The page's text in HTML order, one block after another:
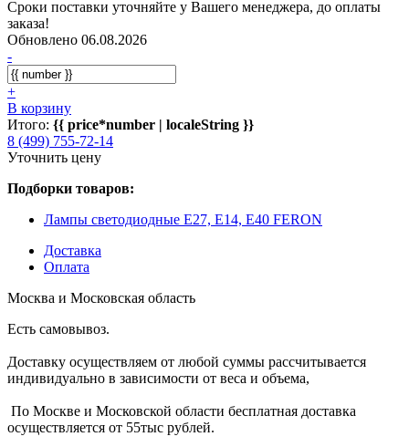
Сроки поставки уточняйте у Вашего менеджера, до оплаты
заказа!
Обновлено 06.08.2026
-
+
В корзину
Итого: {{ price*number | localeString }}
8 (499) 755-72-14
Уточнить цену
Подборки товаров:
Лампы светодиодные Е27, Е14, Е40 FERON
Доставка
Оплата
Москва и Московская область
Есть самовывоз.
Доставку осуществляем от любой суммы рассчитывается
индивидуально в зависимости от веса и объема,
По Москве и Московской области бесплатная доставка
осуществляется от 55тыс рублей.